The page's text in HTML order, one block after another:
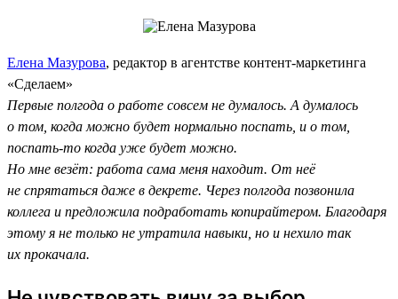
Елена Мазурова, редактор в агентстве контент-маркетинга
«Сделаем»
Первые полгода о работе совсем не думалось. А думалось
о том, когда можно будет нормально поспать, и о том,
поспать-то когда уже будет можно.
Но мне везёт: работа сама меня находит. От неё
не спрятаться даже в декрете. Через полгода позвонила
коллега и предложила подработать копирайтером. Благодаря
этому я не только не утратила навыки, но и нехило так
их прокачала.